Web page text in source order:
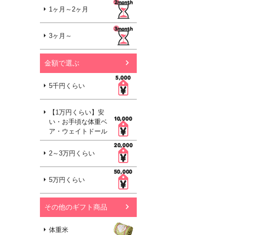
1ヶ月～2ヶ月
3ヶ月～
金額で選ぶ
5千円くらい
【1万円くらい】安
い・お手頃な体重ベ
ア・ウェイトドール
2～3万円くらい
5万円くらい
その他のギフト商品
体重米